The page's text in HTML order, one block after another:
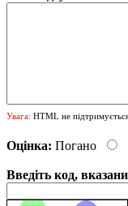
Увага: HTML не
Оцінка: Погано
Введіть код,